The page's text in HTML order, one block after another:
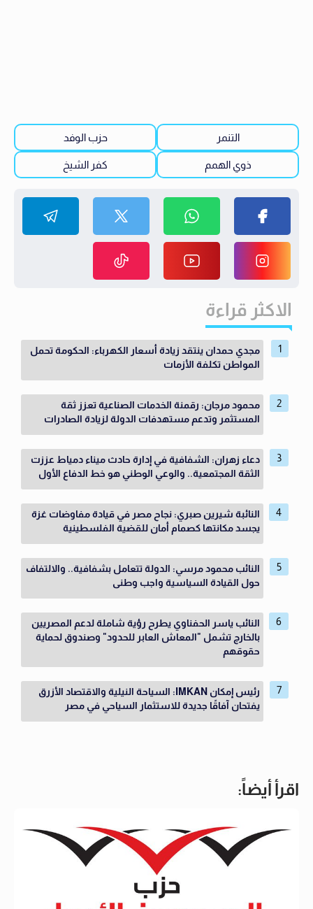
التنمر حزب الوفد
ذوي الهمم كفر الشيخ
الاكثر قراءة
مجدي حمدان ينتقد زيادة أسعار الكهرباء: الحكومة تحمل
المواطن تكلفة الأزمات
محمود مرجان: رقمنة الخدمات الصناعية تعزز ثقة
المستثمر وتدعم مستهدفات الدولة لزيادة الصادرات
دعاء زهران: الشفافية في إدارة حادث ميناء دمياط عززت
الثقة المجتمعية.. والوعي الوطني هو خط الدفاع الأول
النائبة شيرين صبري: نجاح مصر في قيادة مفاوضات غزة
يجسد مكانتها كصمام أمان للقضية الفلسطينية
النائب محمود مرسي: الدولة تتعامل بشفافية.. والالتفاف
حول القيادة السياسية واجب وطنى
النائب ياسر الحفناوي يطرح رؤية شاملة لدعم المصريين
بالخارج تشمل "المعاش العابر للحدود" وصندوق لحماية
حقوقهم
رئيس إمكان IMKAN: السياحة النيلية والاقتصاد الأزرق
يفتحان آفاقًا جديدة للاستثمار السياحي في مصر
اقرأ أيضاً: